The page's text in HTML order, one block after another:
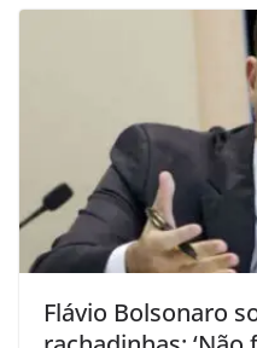
Flávio Bolsonaro